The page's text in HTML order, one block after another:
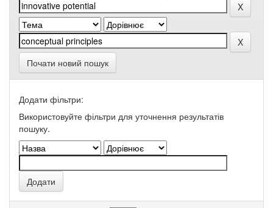
Почати новий пошук
Додати фільтри:
Використовуйте фільтри для уточнення результатів
пошуку.